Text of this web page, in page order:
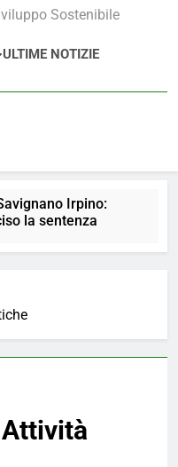
Sostenibile
ULTIME NOTIZIE
Irpino:
la sentenza
8/2026 –
DEL DIVIETO
Situazione
Acqua a
Ordinanza n. 7